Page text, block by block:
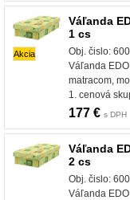
Akcia
Váľanda
1 cs
Obj. čislo:
Váľanda
matracom,
1. cenová
177 € s DPH
Váľanda
2 cs
Obj. čislo:
Váľanda